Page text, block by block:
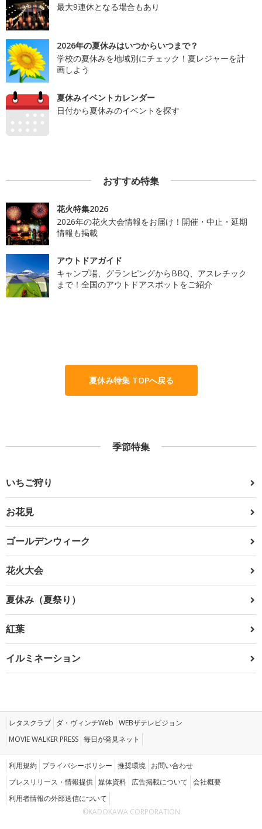
最大9連休となる場合もあり
2026年の夏休みはいつからいつまで？
学校の夏休みを地域別にチェック！夏レジャーを計
画しよう
夏休みイベントカレンダー
日付から夏休みのイベントを探す
おすすめ特集
花火特集2026
2026年の花火大会情報をお届け！開催・中止・延期
情報も掲載
アウトドアガイド
キャンプ場、グランピングからBBQ、アスレチック
まで！全国のアウトドアスポットをご紹介
夏休み特集 TOPへ戻る
季節特集
いちご狩り
お花見
ゴールデンウィーク
花火大会
夏休み（夏祭り）
紅葉
イルミネーション
レタスクラブ ダ・ヴィンチWeb WEBザテレビジョン
MOVIE WALKER PRESS 毎日が発見ネット
利用規約 プライバシーポリシー 推奨環境 お問い合わせ
プレスリリース・情報提供 媒体資料 広告掲載について 会社概要
利用者情報の外部送信について
©KADOKAWA CORPORATION